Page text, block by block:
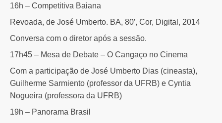
16h – Competitiva Baiana
Revoada, de José Umberto. BA, 80′, Cor, Digital, 2014
Conversa com o diretor após a sessão.
17h45 – Mesa de Debate – O Cangaço no Cinema
Com a participação de José Umberto Dias (cineasta),
Guilherme Sarmiento (professor da UFRB) e Cyntia
Nogueira (professora da UFRB)
19h – Panorama Brasil